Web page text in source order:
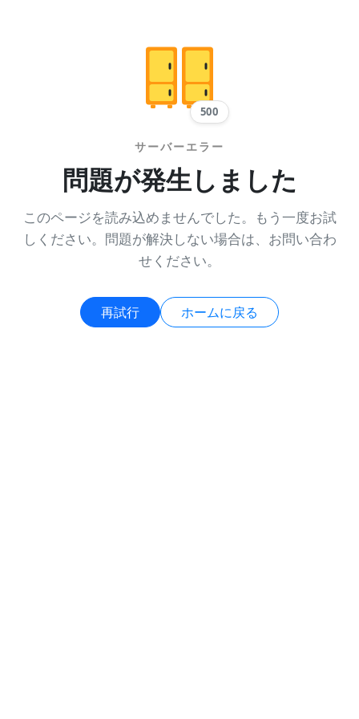
500
サーバーエラー
問題が発生しました
このページを読み込めませんでした。もう一度お試
しください。問題が解決しない場合は、お問い合わ
せください。
再試行 ホームに戻る